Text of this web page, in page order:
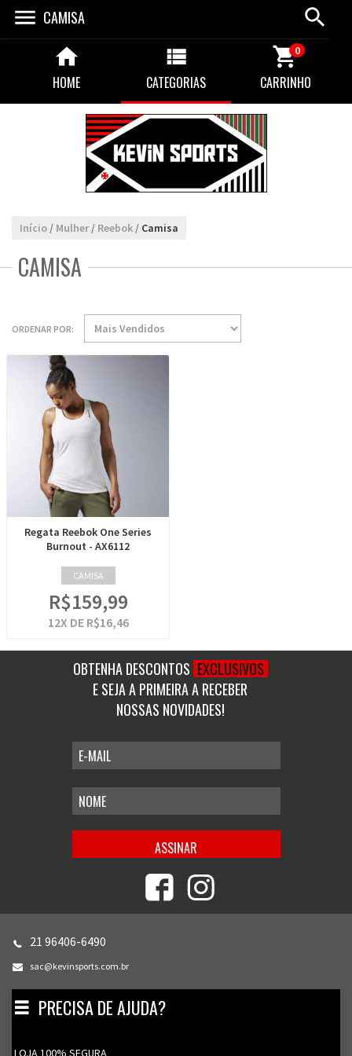
CAMISA
HOME CATEGORIAS CARRINHO
0
Início / Mulher / Reebok / Camisa
CAMISA
ORDENAR POR:
Regata Reebok One Series
Burnout - AX6112
CAMISA
R$159,99
12X DE R$16,46
OBTENHA DESCONTOS EXCLUSIVOS
E SEJA A PRIMEIRA A RECEBER
NOSSAS NOVIDADES!
21 96406-6490
sac@kevinsports.com.br
TogglePRECISA DE AJUDA?
LOJA 100% SEGURA